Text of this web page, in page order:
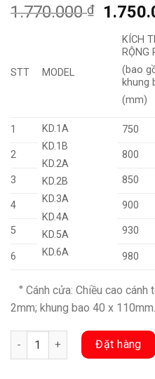
1.770.000₫
Giá
gốc
STT MODEL
KÍCH
RỘNG
(bao
khung
(mm)
1
KD.1A
KD.1B
KD.2A
KD.2B
KD.3A
KD.4A
KD.5A
KD.6A
750
2 800
3 850
4 900
5 930
6 980
° Cánh cửa: Chiều cao
2mm; khung bao 40 x 110mm.
giá cửa gỗ công nghiệp hdf
Đặt hàng